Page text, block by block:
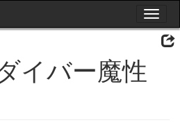
Toggle
イバー魔性